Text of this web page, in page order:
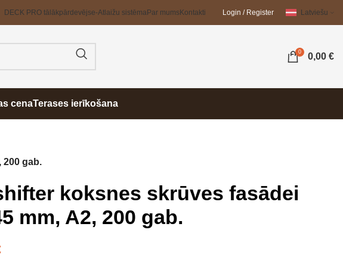
DECK PRO tālākpārdevējse-Atlaižu sistēmaPar mumsKontakti Login / Register Latviešu
0 0,00 €
cenaTerases ierīkošana
200 gab.
koksnes skrūves fasādei
mm, A2, 200 gab.